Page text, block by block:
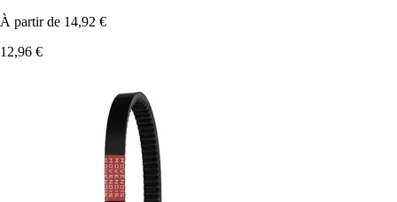
À partir de 14,92 €
12,96 €